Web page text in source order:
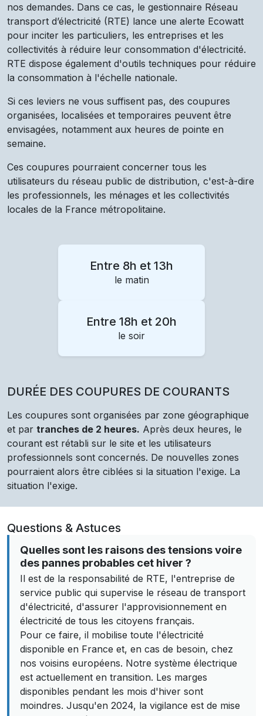
nos demandes. Dans ce cas, le gestionnaire Réseau
transport d’électricité (RTE) lance une alerte Ecowatt
pour inciter les particuliers, les entreprises et les
collectivités à réduire leur consommation d'électricité.
RTE dispose également d'outils techniques pour réduire
la consommation à l'échelle nationale.
Si ces leviers ne vous suffisent pas, des coupures
organisées, localisées et temporaires peuvent être
envisagées, notamment aux heures de pointe en
semaine.
Ces coupures pourraient concerner tous les
utilisateurs du réseau public de distribution, c'est-à-dire
les professionnels, les ménages et les collectivités
locales de la France métropolitaine.
Entre 8h et 13h
le matin
Entre 18h et 20h
le soir
DURÉE DES COUPURES DE COURANTS
Les coupures sont organisées par zone géographique
et par tranches de 2 heures. Après deux heures, le
courant est rétabli sur le site et les utilisateurs
professionnels sont concernés. De nouvelles zones
pourraient alors être ciblées si la situation l'exige. La
situation l'exige.
Questions & Astuces
Quelles sont les raisons des tensions voire
des pannes probables cet hiver ?
Il est de la responsabilité de RTE, l'entreprise de
service public qui supervise le réseau de transport
d'électricité, d'assurer l'approvisionnement en
électricité de tous les citoyens français.
Pour ce faire, il mobilise toute l'électricité
disponible en France et, en cas de besoin, chez
nos voisins européens. Notre système électrique
est actuellement en transition. Les marges
disponibles pendant les mois d'hiver sont
moindres. Jusqu'en 2024, la vigilance est de mise